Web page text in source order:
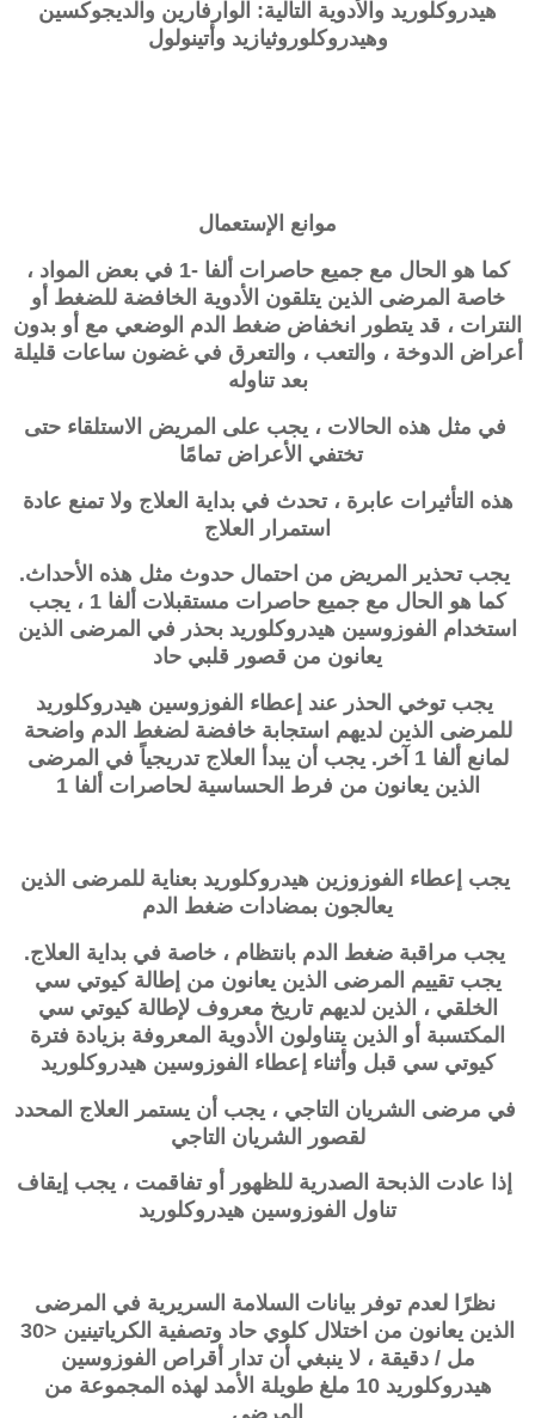
هيدروكلوريد والأدوية التالية: الوارفارين والديجوكسين
وهيدروكلوروثيازيد وأتينولول
موانع الإستعمال
كما هو الحال مع جميع حاصرات ألفا -1 في بعض المواد ،
خاصة المرضى الذين يتلقون الأدوية الخافضة للضغط أو
النترات ، قد يتطور انخفاض ضغط الدم الوضعي مع أو بدون
أعراض الدوخة ، والتعب ، والتعرق في غضون ساعات قليلة
بعد تناوله
في مثل هذه الحالات ، يجب على المريض الاستلقاء حتى
تختفي الأعراض تمامًا
هذه التأثيرات عابرة ، تحدث في بداية العلاج ولا تمنع عادة
استمرار العلاج
يجب تحذير المريض من احتمال حدوث مثل هذه الأحداث.
كما هو الحال مع جميع حاصرات مستقبلات ألفا 1 ، يجب
استخدام الفوزوسين هيدروكلوريد بحذر في المرضى الذين
يعانون من قصور قلبي حاد
يجب توخي الحذر عند إعطاء الفوزوسين هيدروكلوريد
للمرضى الذين لديهم استجابة خافضة لضغط الدم واضحة
لمانع ألفا 1 آخر. يجب أن يبدأ العلاج تدريجياً في المرضى
الذين يعانون من فرط الحساسية لحاصرات ألفا 1
يجب إعطاء الفوزوزين هيدروكلوريد بعناية للمرضى الذين
يعالجون بمضادات ضغط الدم
يجب مراقبة ضغط الدم بانتظام ، خاصة في بداية العلاج.
يجب تقييم المرضى الذين يعانون من إطالة كيوتي سي
الخلقي ، الذين لديهم تاريخ معروف لإطالة كيوتي سي
المكتسبة أو الذين يتناولون الأدوية المعروفة بزيادة فترة
كيوتي سي قبل وأثناء إعطاء الفوزوسين هيدروكلوريد
في مرضى الشريان التاجي ، يجب أن يستمر العلاج المحدد
لقصور الشريان التاجي
إذا عادت الذبحة الصدرية للظهور أو تفاقمت ، يجب إيقاف
تناول الفوزوسين هيدروكلوريد
نظرًا لعدم توفر بيانات السلامة السريرية في المرضى
الذين يعانون من اختلال كلوي حاد وتصفية الكرياتينين <30
مل / دقيقة ، لا ينبغي أن تدار أقراص الفوزوسين
هيدروكلوريد 10 ملغ طويلة الأمد لهذه المجموعة من
المرضى